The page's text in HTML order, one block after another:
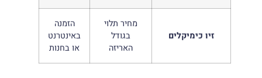
זיו כימיקלים
מחיר תלוי
בגודל
האריזה
הזמנה
באינטרנט
או בחנות